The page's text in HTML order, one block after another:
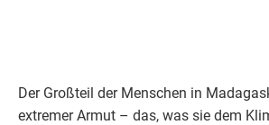
Der Großteil der Menschen in
extremer Armut – das, was sie dem